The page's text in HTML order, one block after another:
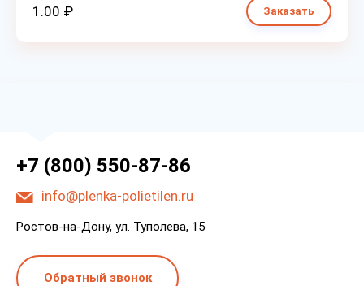
1.00 ₽ Заказать
+7 (800) 550-87-86
info@plenka-polietilen.ru
Ростов-на-Дону, ул. Туполева, 15
Обратный звонок